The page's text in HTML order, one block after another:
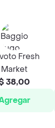
Fresh
Market
38,00